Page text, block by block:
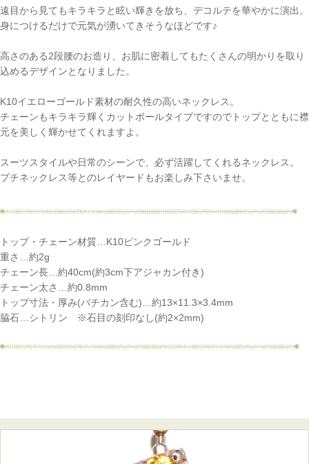
遠目から見てもキラキラと眩い輝きを放ち、デコルテを華やかに演出。
身につけるだけで元気が湧いてきそうなほどです♪
高さのある2段腰のお造り、お肌に密着してもたくさんの明かりを取り
込めるデザインとなりました。
K10イエローゴールド素材の耐久性の高いネックレス。
チェーンもキラキラ輝くカットボールタイプですのでトップとともに襟
元を美しく輝かせてくれますよ。
スーツスタイルや日常のシーンで、必ず活躍してくれるネックレス。
プチネックレス等とのレイヤードもお楽しみ下さいませ。
トップ・チェーン材質…K10ピンクゴールド
重さ…約2g
チェーン長…約40cm(約3cm下アジャカン付き)
チェーン太さ…約0.8mm
トップ寸法・厚み(バチカン含む)…約13×11.3×3.4mm
脇石…シトリン ※石目の刻印なし(約2×2mm)